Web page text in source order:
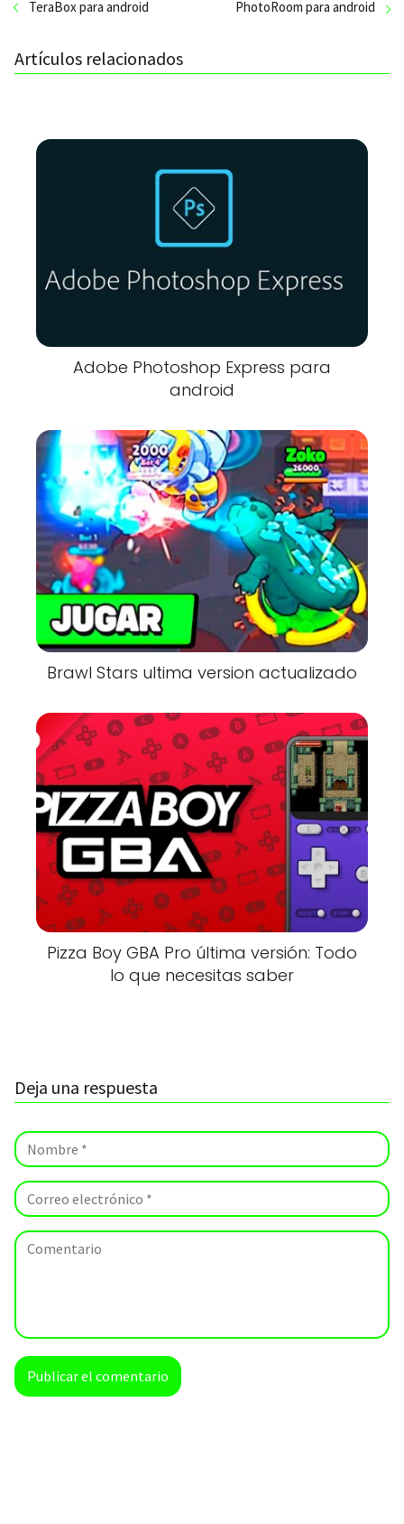
TeraBox para android PhotoRoom para android
Artículos relacionados
Adobe Photoshop Express para
android
Brawl Stars ultima version actualizado
Pizza Boy GBA Pro última versión: Todo
lo que necesitas saber
Deja una respuesta